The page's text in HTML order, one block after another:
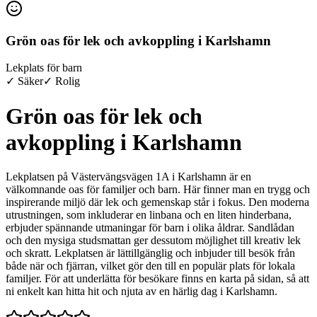
Grön oas för lek och avkoppling i Karlshamn
Lekplats för barn
✓ Säker✓ Rolig
Grön oas för lek och
avkoppling i Karlshamn
Lekplatsen på Västervängsvägen 1A i Karlshamn är en
välkomnande oas för familjer och barn. Här finner man en trygg och
inspirerande miljö där lek och gemenskap står i fokus. Den moderna
utrustningen, som inkluderar en linbana och en liten hinderbana,
erbjuder spännande utmaningar för barn i olika åldrar. Sandlådan
och den mysiga studsmattan ger dessutom möjlighet till kreativ lek
och skratt. Lekplatsen är lättillgänglig och inbjuder till besök från
både när och fjärran, vilket gör den till en populär plats för lokala
familjer. För att underlätta för besökare finns en karta på sidan, så att
ni enkelt kan hitta hit och njuta av en härlig dag i Karlshamn.